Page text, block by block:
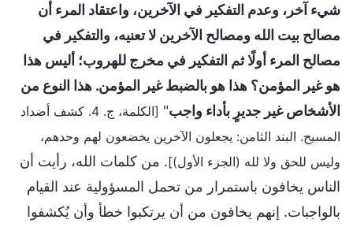
شيء آخر، وعدم التفكير في الآخرين، واعتقاد المرء أن
مصالح بيت الله ومصالح الآخرين لا تعنيه، والتفكير في
مصالح المرء أولًا ثم التفكير في مخرج للهروب؛ أليس هذا
هو غير المؤمن؟ هذا هو بالضبط غير المؤمن. هذا النوع من
الأشخاص غير جديرٍ بأداء واجب"
[الكلمة، ج. 4. كشف أضداد
المسيح. البند الثامن: يجعلون الآخرين يخضعون لهم وحدهم،
وليس للحق ولا لله (الجزء الأول)]. من كلمات الله، رأيت أن
الناس يخافون باستمرار من تحمل المسؤولية عند القيام
بالواجبات. إنهم يخافون من أن يرتكبوا خطأ وأن يُكشفوا